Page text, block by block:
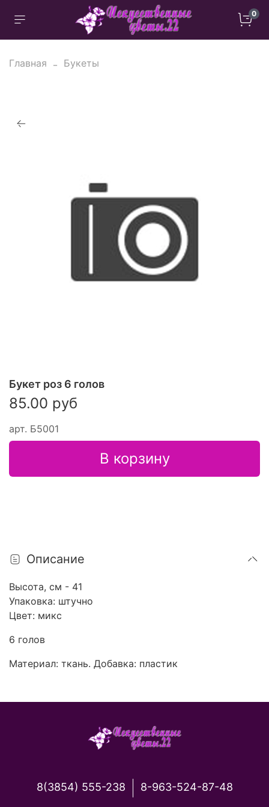
0
Главная Букеты
арт. Б5001
Букет роз 6 голов
85.00 руб
В корзину
Описание
Высота, см - 41
Упаковка: штучно
Цвет: микс
6 голов
Материал: ткань. Добавка: пластик
8(3854) 555-238 8-963-524-87-48